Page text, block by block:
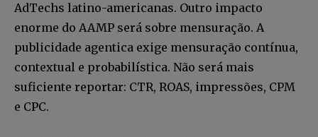
AdTechs latino-americanas. Outro impacto
enorme do AAMP será sobre mensuração. A
publicidade agentica exige mensuração contínua,
contextual e probabilística. Não será mais
suficiente reportar: CTR, ROAS, impressões, CPM
e CPC.